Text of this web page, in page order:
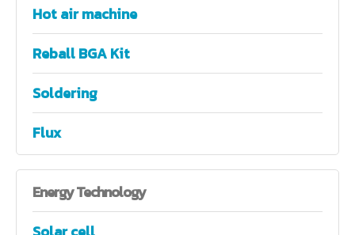
Hot air machine
Reball BGA Kit
Soldering
Flux
EnergyTechnology